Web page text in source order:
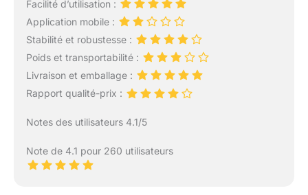
Facilité d’utilisation :
Application mobile :
Stabilité et robustesse :
Poids et transportabilité :
Livraison et emballage :
Rapport qualité-prix :
Notes des utilisateurs 4.1/5
Note de 4.1 pour 260 utilisateurs